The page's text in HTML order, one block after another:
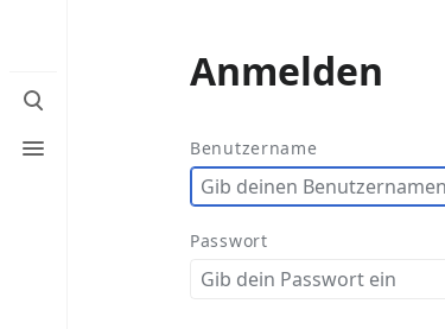
Suche
umschalten
Menü
umschalten
Anmelden
Benutzername
Passwort